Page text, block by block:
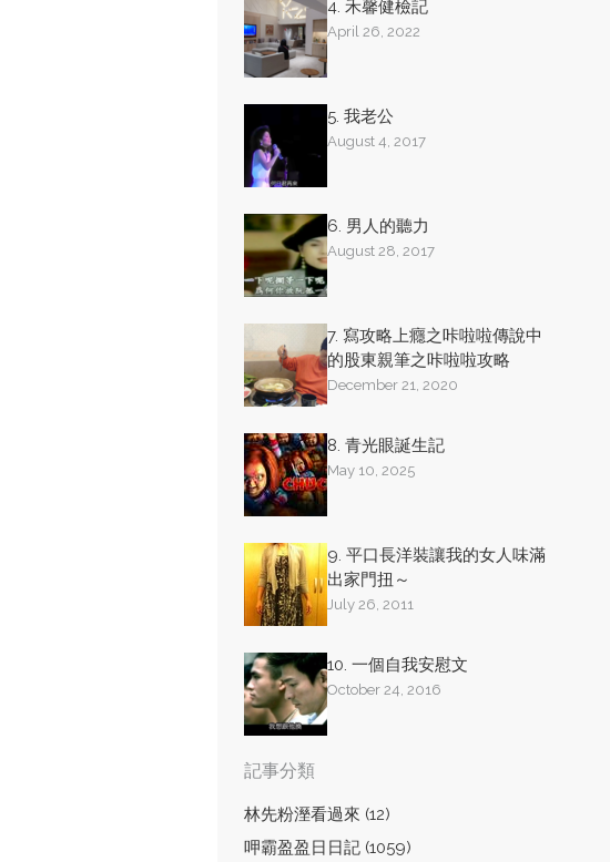
4. 禾馨健檢記
April 26, 2022
5. 我老公
August 4, 2017
6. 男人的聽力
August 28, 2017
7. 寫攻略上癮之咔啦啦傳說中
的股東親筆之咔啦啦攻略
December 21, 2020
8. 青光眼誕生記
May 10, 2025
9. 平口長洋裝讓我的女人味滿
出家門扭～
July 26, 2011
10. 一個自我安慰文
October 24, 2016
記事分類
林先粉溼看過來 (12)
呷霸盈盈日日記 (1059)